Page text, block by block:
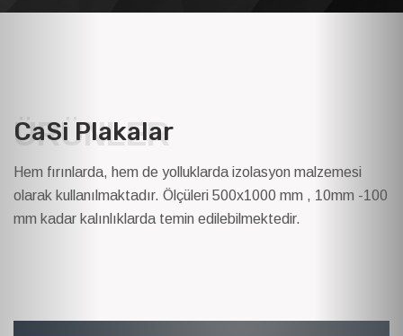
ÜRÜNLER
CaSi Plakalar
Hem fırınlarda, hem de yolluklarda izolasyon malzemesi
olarak kullanılmaktadır. Ölçüleri 500x1000 mm , 10mm -100
mm kadar kalınlıklarda temin edilebilmektedir.